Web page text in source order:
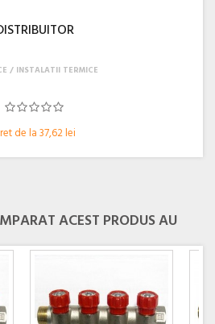
de la 37,62 lei
INSTALATII TERMICE
ACEST PRODUS AU